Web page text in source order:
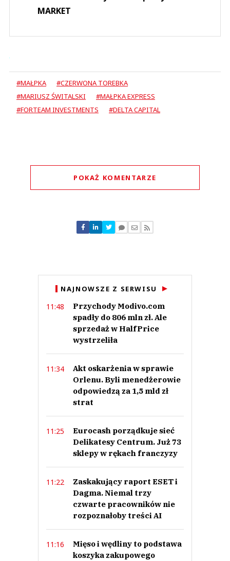
MARKET
#MAŁPKA
#CZERWONA TOREBKA
#MARIUSZ ŚWITALSKI
#MAŁPKA EXPRESS
#FORTEAM INVESTMENTS
#DELTA CAPITAL
POKAŻ KOMENTARZE
Nie znaleziono komentarzy
Zostaw swoje komentarze
NAJNOWSZE Z SERWISU
11:48
Przychody Modivo.com
spadły do 806 mln zł. Ale
sprzedaż w HalfPrice
wystrzeliła
11:34
Akt oskarżenia w sprawie
Orlenu. Byli menedżerowie
odpowiedzą za 1,5 mld zł
strat
11:25
Eurocash porządkuje sieć
Delikatesy Centrum. Już 73
sklepy w rękach franczyzy
11:22
Zaskakujący raport ESET i
Dagma. Niemal trzy
czwarte pracowników nie
rozpoznałoby treści AI
11:16
Mięso i wędliny to podstawa
koszyka zakupowego